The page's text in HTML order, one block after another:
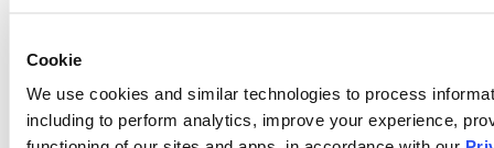
Cookie
We use cookies and similar technologies to process
including to perform analytics, improve your experience,